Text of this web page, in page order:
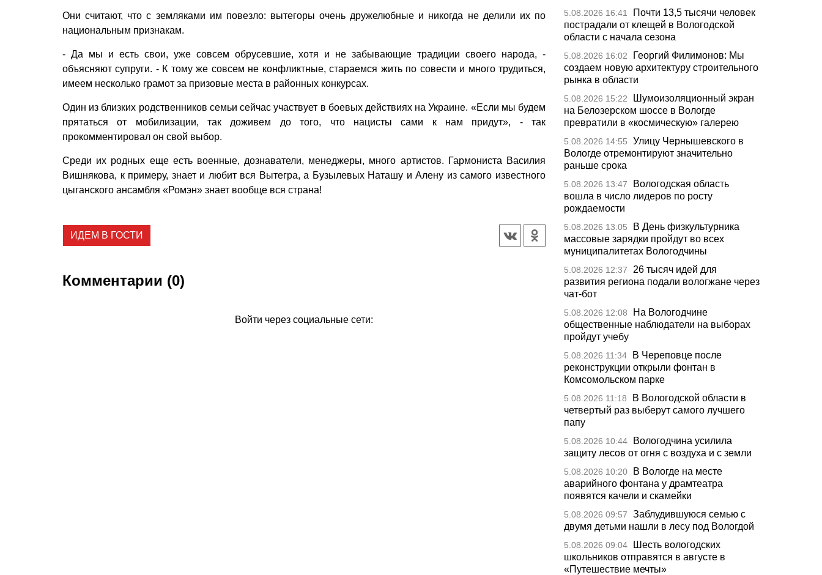
Они считают, что с земляками им повезло: вытегоры очень дружелюбные и никогда не делили их по
национальным признакам.
- Да мы и есть свои, уже совсем обрусевшие, хотя и не забывающие традиции своего народа, -
объясняют супруги. - К тому же совсем не конфликтные, стараемся жить по совести и много трудиться,
имеем несколько грамот за призовые места в районных конкурсах.
Один из близких родственников семьи сейчас участвует в боевых действиях на Украине. «Если мы будем
прятаться от мобилизации, так доживем до того, что нацисты сами к нам придут», - так
прокомментировал он свой выбор.
Среди их родных еще есть военные, дознаватели, менеджеры, много артистов. Гармониста Василия
Вишнякова, к примеру, знает и любит вся Вытегра, а Бузылевых Наташу и Алену из самого известного
цыганского ансамбля «Ромэн» знает вообще вся страна!
ИДЕМ В ГОСТИ
Комментарии (0)
Войти через социальные сети:
5.08.2026 16:41
Почти 13,5 тысячи человек
пострадали от клещей в Вологодской
области с начала сезона
5.08.2026 16:02
Георгий Филимонов: Мы
создаем новую архитектуру строительного
рынка в области
5.08.2026 15:22
Шумоизоляционный экран
на Белозерском шоссе в Вологде
превратили в «космическую» галерею
5.08.2026 14:55
Улицу Чернышевского в
Вологде отремонтируют значительно
раньше срока
5.08.2026 13:47
Вологодская область
вошла в число лидеров по росту
рождаемости
5.08.2026 13:05
В День физкультурника
массовые зарядки пройдут во всех
муниципалитетах Вологодчины
5.08.2026 12:37
26 тысяч идей для
развития региона подали вологжане через
чат-бот
5.08.2026 12:08
На Вологодчине
общественные наблюдатели на выборах
пройдут учебу
5.08.2026 11:34
В Череповце после
реконструкции открыли фонтан в
Комсомольском парке
5.08.2026 11:18
В Вологодской области в
четвертый раз выберут самого лучшего
папу
5.08.2026 10:44
Вологодчина усилила
защиту лесов от огня с воздуха и с земли
5.08.2026 10:20
В Вологде на месте
аварийного фонтана у драмтеатра
появятся качели и скамейки
5.08.2026 09:57
Заблудившуюся семью с
двумя детьми нашли в лесу под Вологдой
5.08.2026 09:04
Шесть вологодских
школьников отправятся в августе в
«Путешествие мечты»